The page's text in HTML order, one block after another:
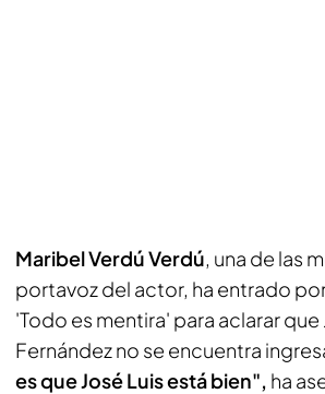
Maribel Verdú Verdú, una de las
portavoz del actor, ha entrado
'Todo es mentira' para aclarar que
Fernández no se encuentra
es que José Luis está bien", ha